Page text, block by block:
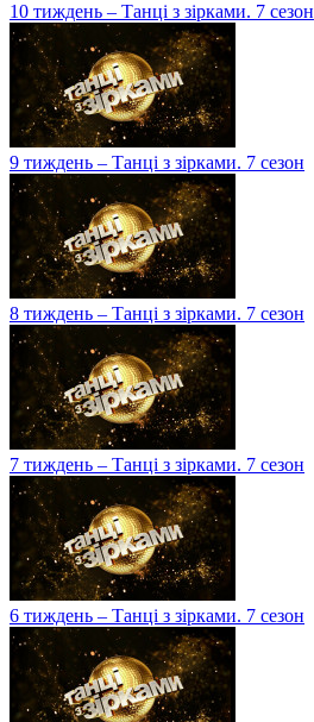
10 тиждень – Танці з зірками. 7 сезон
9 тиждень – Танці з зірками. 7 сезон
8 тиждень – Танці з зірками. 7 сезон
7 тиждень – Танці з зірками. 7 сезон
6 тиждень – Танці з зірками. 7 сезон